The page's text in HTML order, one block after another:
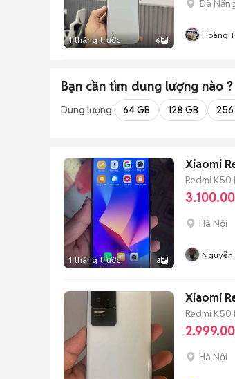
1 tháng trước 6
Đà
Hoàng
Bạn cần tìm dung lượng nào ?
Dung lượng: 64 GB 128 GB 256
1 tháng trước 3
Xiaomi
Redmi K50
Hà Nội
Nguyễn
Xiaomi
Redmi K50
Hà Nội